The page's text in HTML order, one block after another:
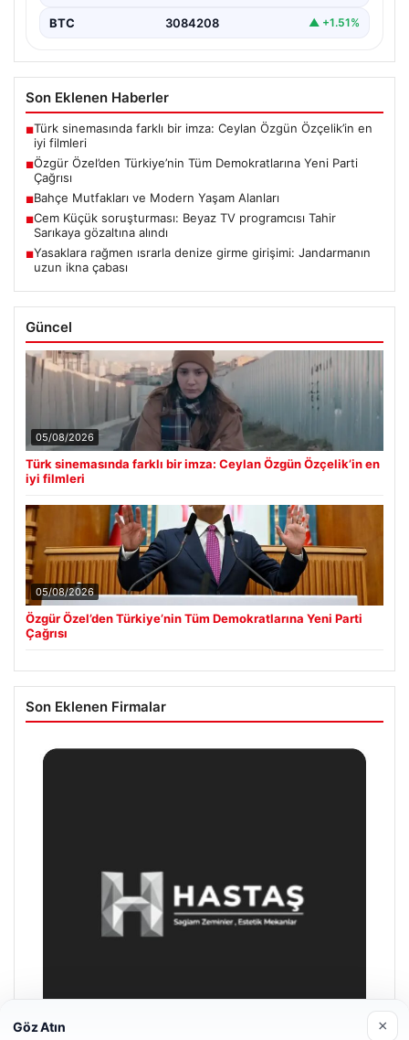
BTC 3084208 ▲ +1.51%
Son Eklenen Haberler
■Türk sinemasında farklı bir imza: Ceylan Özgün Özçelik’in en
iyi filmleri
■Özgür Özel’den Türkiye’nin Tüm Demokratlarına Yeni Parti
Çağrısı
■Bahçe Mutfakları ve Modern Yaşam Alanları
■Cem Küçük soruşturması: Beyaz TV programcısı Tahir
Sarıkaya gözaltına alındı
■Yasaklara rağmen ısrarla denize girme girişimi: Jandarmanın
uzun ikna çabası
Güncel
05/08/2026
Türk sinemasında farklı bir imza: Ceylan Özgün Özçelik’in en
iyi filmleri
05/08/2026
Özgür Özel’den Türkiye’nin Tüm Demokratlarına Yeni Parti
Çağrısı
Son Eklenen Firmalar
Göz Atın ×